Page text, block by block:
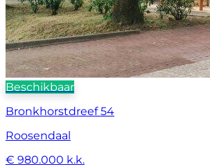
Beschikbaar
Bronkhorstdreef 54
Roosendaal
€ 980.000 k.k.